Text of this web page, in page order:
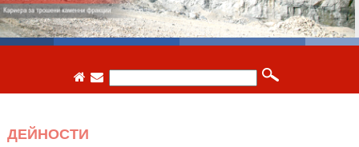
ДЕЙНОСТИ